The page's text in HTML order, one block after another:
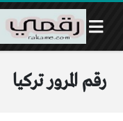
رقم المرور تركيا